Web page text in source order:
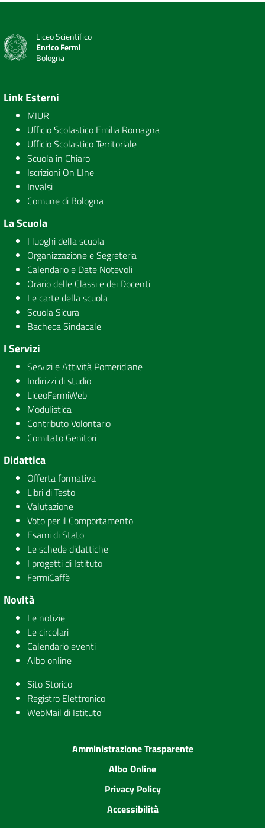
Liceo Scientifico
Enrico Fermi
Bologna
Link Esterni
MIUR
Ufficio Scolastico Emilia Romagna
Ufficio Scolastico Territoriale
Scuola in Chiaro
Iscrizioni On LIne
Invalsi
Comune di Bologna
La Scuola
I luoghi della scuola
Organizzazione e Segreteria
Calendario e Date Notevoli
Orario delle Classi e dei Docenti
Le carte della scuola
Scuola Sicura
Bacheca Sindacale
I Servizi
Servizi e Attività Pomeridiane
Indirizzi di studio
LiceoFermiWeb
Modulistica
Contributo Volontario
Comitato Genitori
Didattica
Offerta formativa
Libri di Testo
Valutazione
Voto per il Comportamento
Esami di Stato
Le schede didattiche
I progetti di Istituto
FermiCaffè
Novità
Le notizie
Le circolari
Calendario eventi
Albo online
Sito Storico
Registro Elettronico
WebMail di Istituto
Amministrazione Trasparente
Albo Online
Privacy Policy
Accessibilità